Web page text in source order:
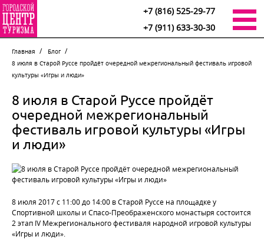
+7 (816) 525-29-77
+7 (911) 633-30-30
Главная
Блог
8 июля в Старой Руссе пройдёт очередной межрегиональный фестиваль игровой
культуры «Игры и люди»
8 июля в Старой Руссе пройдёт
очередной межрегиональный
фестиваль игровой культуры «Игры
и люди»
8 июля 2017 с 11:00 до 14:00 в Старой Руссе на площадке у
Спортивной школы и Спасо-Преображенского монастыря состоится
2 этап IV Межрегионального фестиваля народной игровой культуры
«Игры и люди».